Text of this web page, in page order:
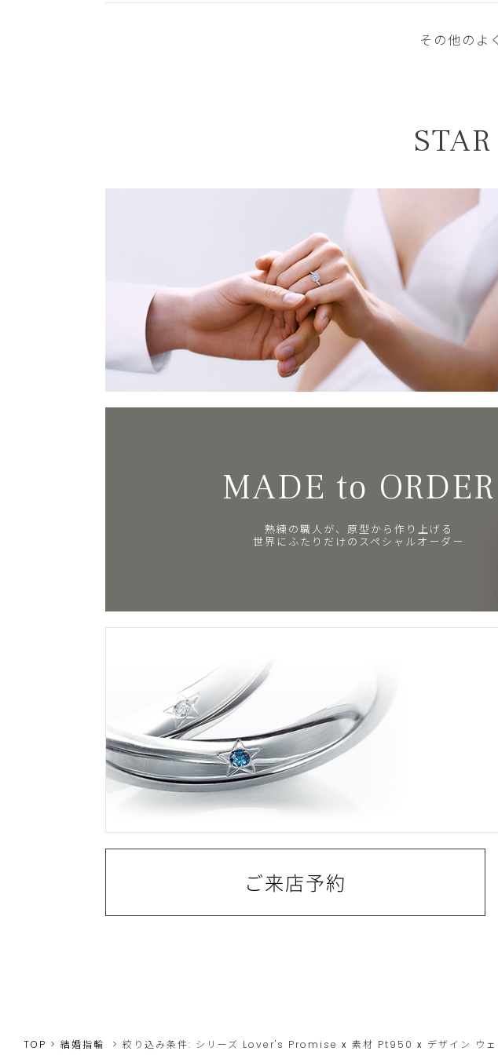
その他のよ
MADE to ORDER
熟練の職人が、原型から作り上げる
世界にふたりだけのスペシャルオーダー
ご来店予約
TOP 結婚指輪 絞り込み条件: シリーズ Lover's Promise x 素材 Pt950 x デザイン ウ